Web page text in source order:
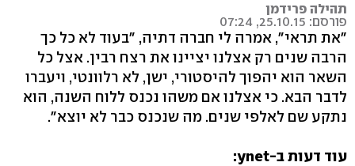
תהילה פרידמן
פורסם: 25.10.15, 07:24
"את תראי", אמרה לי חברה דתיה, "בעוד לא כל כך
הרבה שנים רק אצלנו יציינו את רצח רבין. אצל כל
השאר הוא יהפוך להיסטורי, ישן, לא רלוונטי, ויעברו
לדבר הבא. כי אצלנו אם משהו נכנס ללוח השנה, הוא
נתקע שם לאלפי שנים. מה שנכנס כבר לא יוצא".
עוד דעות ב-ynet: